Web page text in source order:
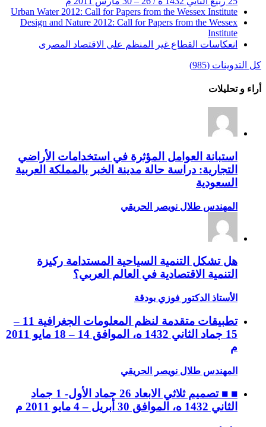
Urban Water 2012: Call for Papers from the Wessex Institute
Design and Nature 2012: Call for Papers from the Wessex
Institute‏
انعكاسات القطاع غير المنظم على الاقتصاد المصرى
كل التدوينات (985)
أراء و تحليلات
استبانة العوامل المؤثرة في استخدامات الأراضي
التجارية: دراسة حالة مدينة الخبر بالمملكة العربية
السعودية
المهندس طلال نويصر الحريقي
هل تشكل التنمية السياحية المستدامة ركيزة
التنمية الاقتصادية في العالم العربي؟
الأستاذ الدكتور فوزي بودقة
تطبيقات متقدمة لنظم المعلومات الجغرافية 11 –
15 جماد الثاني 1432 ه، الموافق 14 – 18 مايو 2011
م
المهندس طلال نويصر الحريقي
■ ■ تصميم ثلاثي الابعاد 26 جماد الأول- 1 جماد
الثاني 1432 ه، الموافق 30 أبريل – 4 مايو 2011 م